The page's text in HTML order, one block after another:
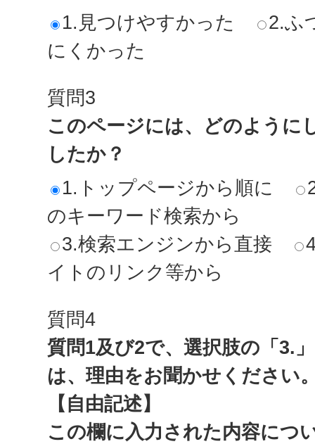
1.見つけやすかった
2.ふ
にくかった
質問3
このページには、どのように
したか？
1.トップページから順に
のキーワード検索から
3.検索エンジンから直接
イトのリンク等から
質問4
質問1及び2で、選択肢の「3.
は、理由をお聞かせください
【自由記述】
この欄に入力された内容につ